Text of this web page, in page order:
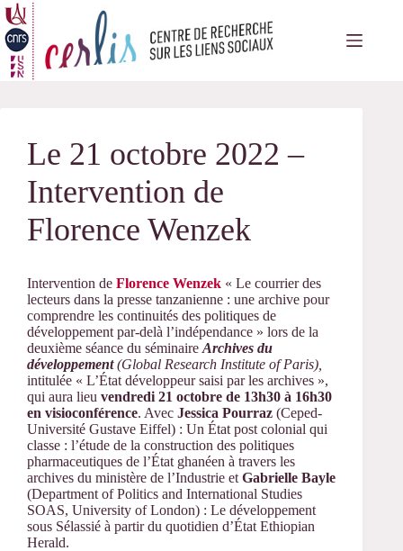
Passer
au
contenu
Le 21 octobre 2022 –
Intervention de
Florence Wenzek
Intervention de Florence Wenzek « Le courrier des
lecteurs dans la presse tanzanienne : une archive pour
comprendre les continuités des politiques de
développement par-delà l’indépendance » lors de la
deuxième séance du séminaire Archives du
développement(Global Research Institute of Paris),
intitulée « L’État développeur saisi par les archives »,
qui aura lieu vendredi 21 octobre de 13h30 à 16h30
en visioconférence. Avec Jessica Pourraz (Ceped-
Université Gustave Eiffel) : Un État post colonial qui
classe : l’étude de la construction des politiques
pharmaceutiques de l’État ghanéen à travers les
archives du ministère de l’Industrie et Gabrielle Bayle
(Department of Politics and International Studies
SOAS, University of London) : Le développement
sous Sélassié à partir du quotidien d’État Ethiopian
Herald.